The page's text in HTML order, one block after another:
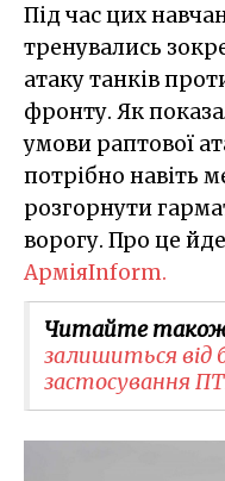
Під час цих
тренувались
атаку танків
фронту. Як
умови раптової
потрібно навіть
розгорнути
ворогу. Про це
АрміяInform.
Читайте
залишиться від
застосування